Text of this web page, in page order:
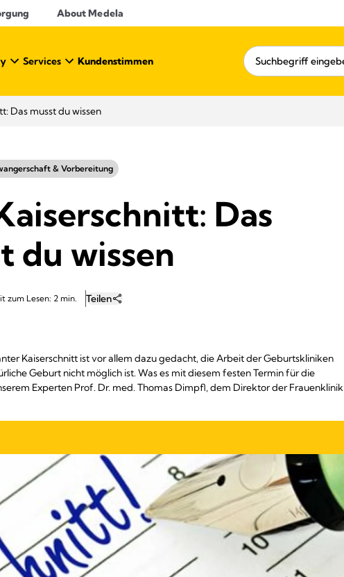
About Medela
Services Kundenstimmen
Das musst du wissen
& Vorbereitung
Das
du wissen
zum Lesen: 2 min. Teilen
Kaiserschnitt ist vor allem dazu gedacht, die Arbeit der Geburtskliniken
Geburt nicht möglich ist. Was es mit diesem festen Termin für die
Experten Prof. Dr. med. Thomas Dimpfl, dem Direktor der Frauenklinik